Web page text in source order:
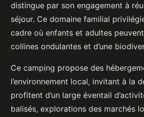
distingue par son engagement à
séjour. Ce domaine familial
cadre où enfants et adultes
collines ondulantes et d’une
Ce camping propose des
l’environnement local, invitant à la
profitent d’un large éventail
balisés, explorations des marchés